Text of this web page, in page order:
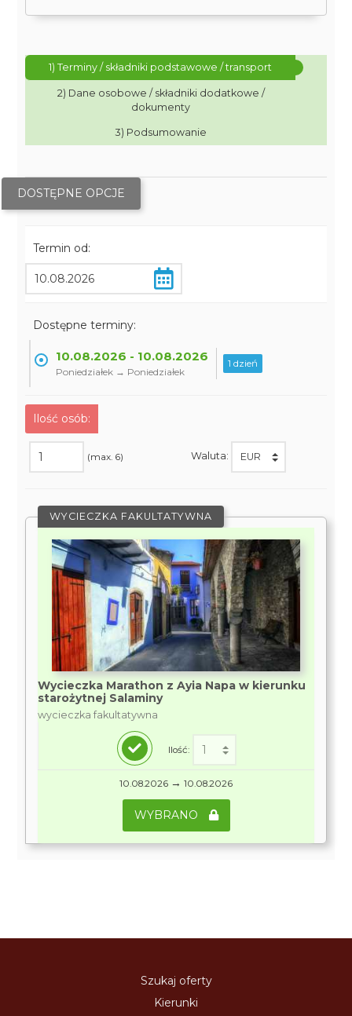
1) Terminy / składniki podstawowe / transport
2) Dane osobowe / składniki dodatkowe /
dokumenty
3) Podsumowanie
DOSTĘPNE OPCJE
Termin od:
Dostępne terminy:
10.08.2026 - 10.08.2026
Poniedziałek → Poniedziałek
1 dzień
Ilość osób:
(max. 6) Waluta:
WYCIECZKA FAKULTATYWNA
Wycieczka Marathon z Ayia Napa w kierunku
starożytnej Salaminy
wycieczka fakultatywna
Ilość:
10.08.2026 → 10.08.2026
WYBRANO
Szukaj oferty
Kierunki